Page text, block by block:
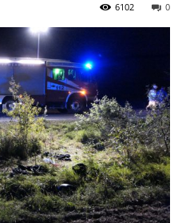
0
6102